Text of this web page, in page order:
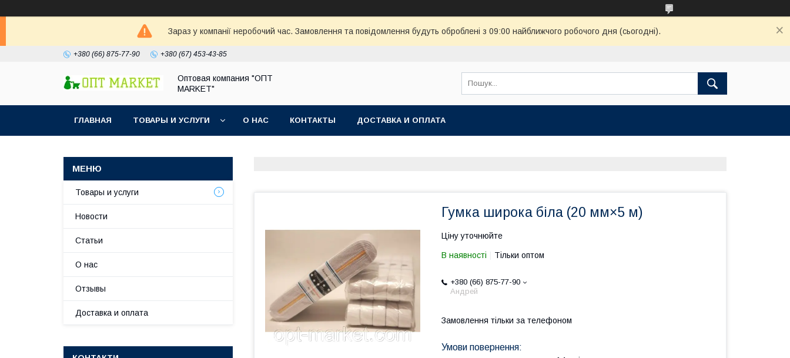
Зараз у компанії неробочий час. Замовлення та повідомлення будуть оброблені з 09:00 найближчого робочого дня (сьогодні).
+380 (66) 875-77-90 +380 (67) 453-43-85
Оптовая компания "ОПТ
MARKET"
ГЛАВНАЯ ТОВАРЫ И УСЛУГИ О НАС КОНТАКТЫ ДОСТАВКА И ОПЛАТА
Гумка широка біла (20 мм×5 м)
Ціну уточнюйте
В наявності Тільки оптом
+380 (66) 875-77-90
Андрей
Замовлення тільки за телефоном
Товары и услуги
Новости
Статьи
О нас
Отзывы
Доставка и оплата